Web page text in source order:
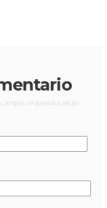
requeridos están